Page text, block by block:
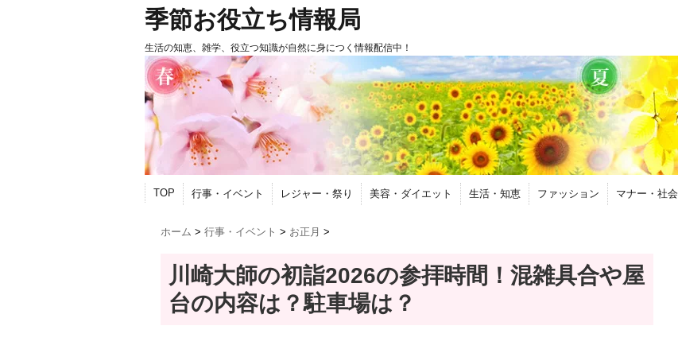
季節お役立ち情報局
生活の知恵、雑学、役立つ知識が自然に身につく情報配信中！
TOP 行事・イベント レジャー・祭り 美容・ダイエット 生活・知恵 ファッション マナー・社会
ホーム > 行事・イベント > お正月 >
川崎大師の初詣2026の参拝時間！混雑具合や屋
台の内容は？駐車場は？